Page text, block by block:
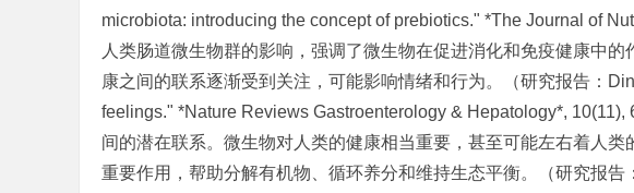
microbiota: introducing the concept of prebiotics." *The Journal of
人类肠道微生物群的影响，强调了微生物在促进消化和免疫健康中
康之间的联系逐渐受到关注，可能影响情绪和行为。（研究报告：
feelings." *Nature Reviews Gastroenterology & Hepatology*,
间的潜在联系。微生物对人类的健康相当重要，甚至可能左右着人
重要作用，帮助分解有机物、循环养分和维持生态平衡。（研究报告